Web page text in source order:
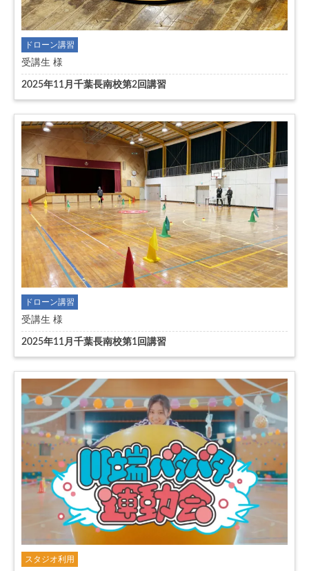
ドローン講習
受講生 様
2025年11月千葉長南校第2回講習
ドローン講習
受講生 様
2025年11月千葉長南校第1回講習
スタジオ利用